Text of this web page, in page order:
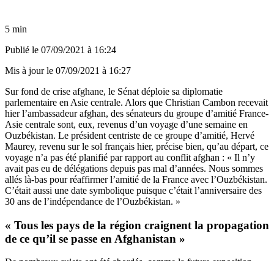
5 min
Publié le 07/09/2021 à 16:24
Mis à jour le 07/09/2021 à 16:27
Sur fond de crise afghane, le Sénat déploie sa diplomatie
parlementaire en Asie centrale. Alors que Christian Cambon recevait
hier l’ambassadeur afghan, des sénateurs du groupe d’amitié France-
Asie centrale sont, eux, revenus d’un voyage d’une semaine en
Ouzbékistan. Le président centriste de ce groupe d’amitié, Hervé
Maurey, revenu sur le sol français hier, précise bien, qu’au départ, ce
voyage n’a pas été planifié par rapport au conflit afghan : « Il n’y
avait pas eu de délégations depuis pas mal d’années. Nous sommes
allés là-bas pour réaffirmer l’amitié de la France avec l’Ouzbékistan.
C’était aussi une date symbolique puisque c’était l’anniversaire des
30 ans de l’indépendance de l’Ouzbékistan. »
« Tous les pays de la région craignent la propagation
de ce qu’il se passe en Afghanistan »